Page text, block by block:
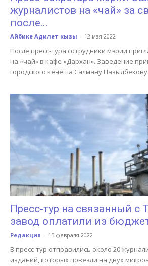
журналистов на «чай» за
после...
Айбике Адилет кызы - 12 мая 2022
После пресс-тура сотрудники мэрии
на «чай» в кафе «Дархан». Заведение
городского кенеша Салману Назылбекову.
Пресс-тур на связанный
завод оплатили из
Редакция - 15 февраля 2022
В пресс-тур отправились около 20
изданий, которых повезли на двух